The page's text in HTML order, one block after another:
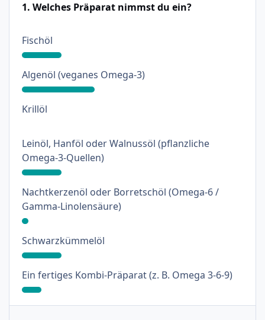
1. Welches Präparat nimmst du ein?
Fischöl: 18%
Algenöl (veganes Omega-3): 33%
Krillöl: 0%
Leinöl, Hanföl oder Walnussöl (pflanzliche
Omega-3-Quellen): 18%
Nachtkerzenöl oder Borretschöl (Omega-6 /
Gamma-Linolensäure): 3%
Schwarzkümmelöl: 18%
Ein fertiges Kombi-Präparat (z. B. Omega 3-6-9): 9%